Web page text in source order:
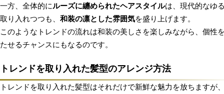
一方、全体的にルーズに纏められたヘアスタイルは、現代的なゆ
取り入れつつも、 和装の凛とした雰囲気を盛り上げます。
このようなトレンドの流れは和装の美しさを楽しみながら、個性
たせるチャンスにもなるのです。
トレンドを取り入れた髪型のアレンジ方法
トレンドを取り入れた髪型はそれだけで新鮮な魅力を放ちますが